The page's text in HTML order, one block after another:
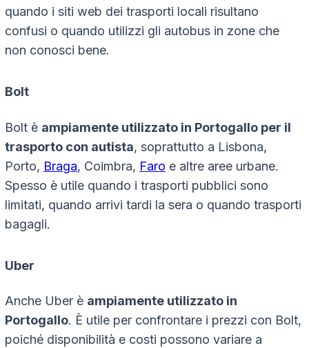
quando i siti web dei trasporti locali risultano
confusi o quando utilizzi gli autobus in zone che
non conosci bene.
Bolt
Bolt è ampiamente utilizzato in Portogallo per il
trasporto con autista, soprattutto a Lisbona,
Porto, Braga, Coimbra, Faro e altre aree urbane.
Spesso è utile quando i trasporti pubblici sono
limitati, quando arrivi tardi la sera o quando trasporti
bagagli.
Uber
Anche Uber è ampiamente utilizzato in
Portogallo. È utile per confrontare i prezzi con Bolt,
poiché disponibilità e costi possono variare a